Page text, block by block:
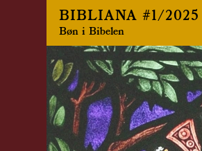
BIBLIANA #1/2025
Bøn i Bibelen